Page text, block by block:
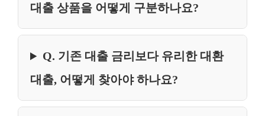
대출 상품을 어떻게 구분하나요?
Q. 기존 대출 금리보다 유리한 대환
대출, 어떻게 찾아야 하나요?